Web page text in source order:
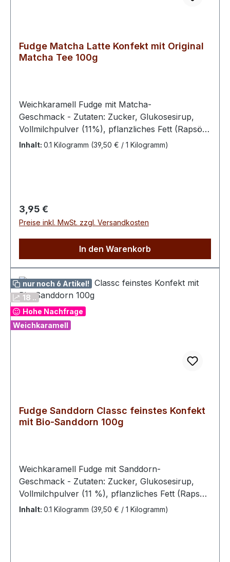
Fudge Matcha Latte Konfekt mit Original
Matcha Tee 100g
Weichkaramell Fudge mit Matcha-
Geschmack - Zutaten: Zucker, Glukosesirup,
Vollmilchpulver (11%), pflanzliches Fett (Rapsöl,
vollständig gehärtetes Rapsöl), Matcha Tee (0,8
Inhalt: 0.1 Kilogramm (39,50 € / 1 Kilogramm)
Regulärer Preis:
3,95 €
Preise inkl. MwSt. zzgl. Versandkosten
In den Warenkorb
nur noch 6 Artikel!
18 ..
Hohe Nachfrage
Weichkaramell
Fudge Sanddorn Classc feinstes Konfekt
mit Bio-Sanddorn 100g
Weichkaramell Fudge mit Sanddorn-
Geschmack - Zutaten: Zucker, Glukosesirup,
Vollmilchpulver (11 %), pflanzliches Fett (Rapsöl,
vollständig gehärtetes Rapsöl), Bio-Sanddorn-
Inhalt: 0.1 Kilogramm (39,50 € / 1 Kilogramm)